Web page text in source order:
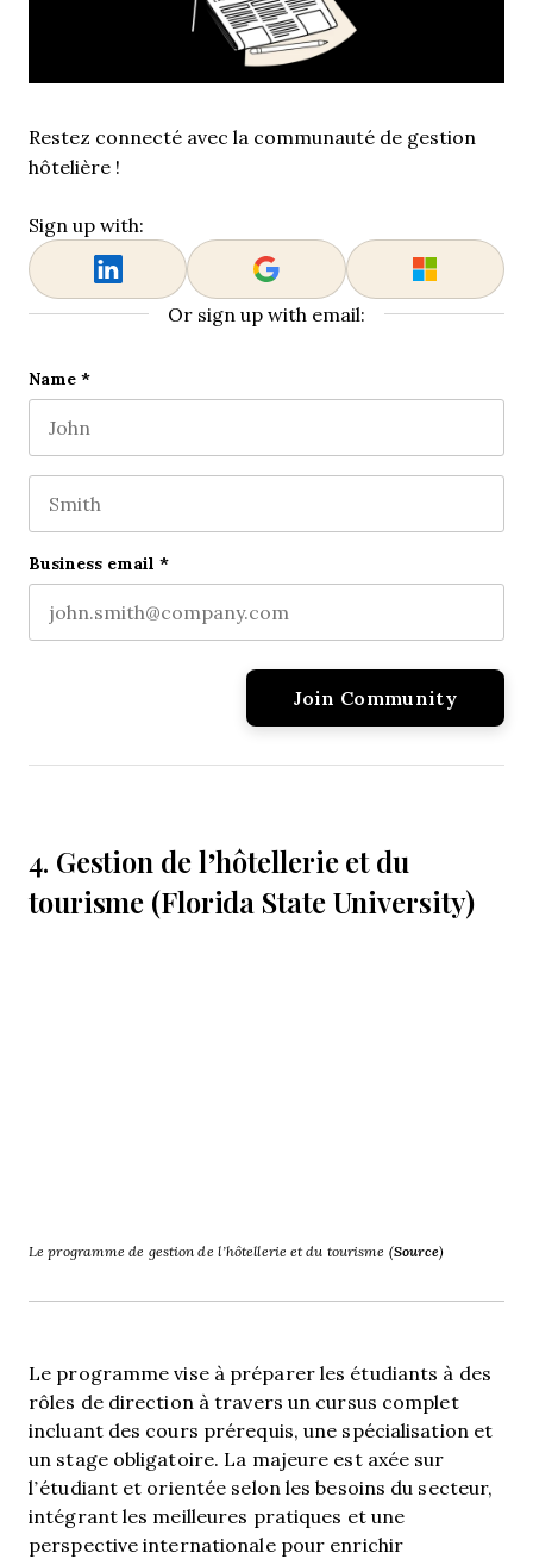
Restez connecté avec la communauté de gestion
hôtelière !
Sign up with:
Or sign up with email:
X/Twitter
This field is for validation purposes and should be
Name*
Business email *
4. Gestion de l’hôtellerie et du
tourisme (Florida State University)
Le programme de gestion de l’hôtellerie et du tourisme (Source)
Le programme vise à préparer les étudiants à des
rôles de direction à travers un cursus complet
incluant des cours prérequis, une spécialisation et
un stage obligatoire. La majeure est axée sur
l’étudiant et orientée selon les besoins du secteur,
intégrant les meilleures pratiques et une
perspective internationale pour enrichir